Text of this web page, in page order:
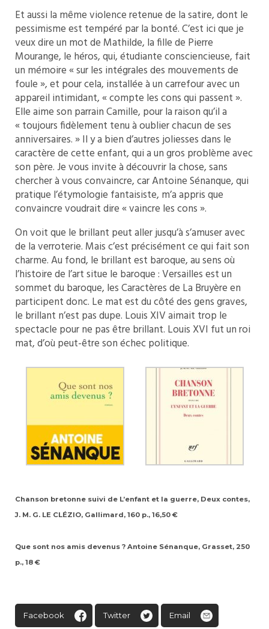
Et aussi la même violence retenue de la satire, dont le
pessimisme est tempéré par la bonté. C’est ici que je
veux dire un mot de Mathilde, la fille de Pierre
Mourange, le héros, qui, étudiante consciencieuse, fait
un mémoire « sur les intégrales des mouvements de
foule », et pour cela, installée à un carrefour avec un
appareil intimidant, « compte les cons qui passent ».
Elle aime son parrain Camille, pour la raison qu’il a
« toujours fidèlement tenu à oublier chacun de ses
anniversaires. » Il y a bien d’autres joliesses dans le
caractère de cette enfant, qui a un gros problème avec
son père. Je vous invite à découvrir la chose, sans
chercher à vous convaincre, car Antoine Sénanque, qui
pratique l’étymologie fantaisiste, m’a appris que
convaincre voudrait dire « vaincre les cons ».
On voit que le brillant peut aller jusqu’à s’amuser avec
de la verroterie. Mais c’est précisément ce qui fait son
charme. Au fond, le brillant est baroque, au sens où
l’histoire de l’art situe le baroque : Versailles est un
sommet du baroque, les Caractères de La Bruyère en
participent donc. Le mat est du côté des gens graves,
le brillant n’est pas dupe. Louis XIV aimait trop le
spectacle pour ne pas être brillant. Louis XVI fut un roi
mat, d’où peut-être son échec politique.
Chanson bretonne suivi de L’enfant et la guerre, Deux contes,
J. M. G. LE CLÉZIO, Gallimard, 160 p., 16,50 €
Que sont nos amis devenus ? Antoine Sénanque, Grasset, 250
p., 18 €
Facebook Twitter Email